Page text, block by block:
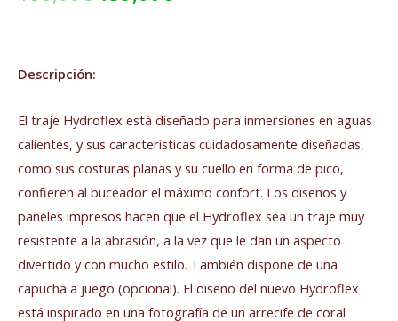
Descripción:
El traje Hydroflex está diseñado para inmersiones en aguas
calientes, y sus características cuidadosamente diseñadas,
como sus costuras planas y su cuello en forma de pico,
confieren al buceador el máximo confort. Los diseños y
paneles impresos hacen que el Hydroflex sea un traje muy
resistente a la abrasión, a la vez que le dan un aspecto
divertido y con mucho estilo. También dispone de una
capucha a juego (opcional). El diseño del nuevo Hydroflex
está inspirado en una fotografía de un arrecife de coral